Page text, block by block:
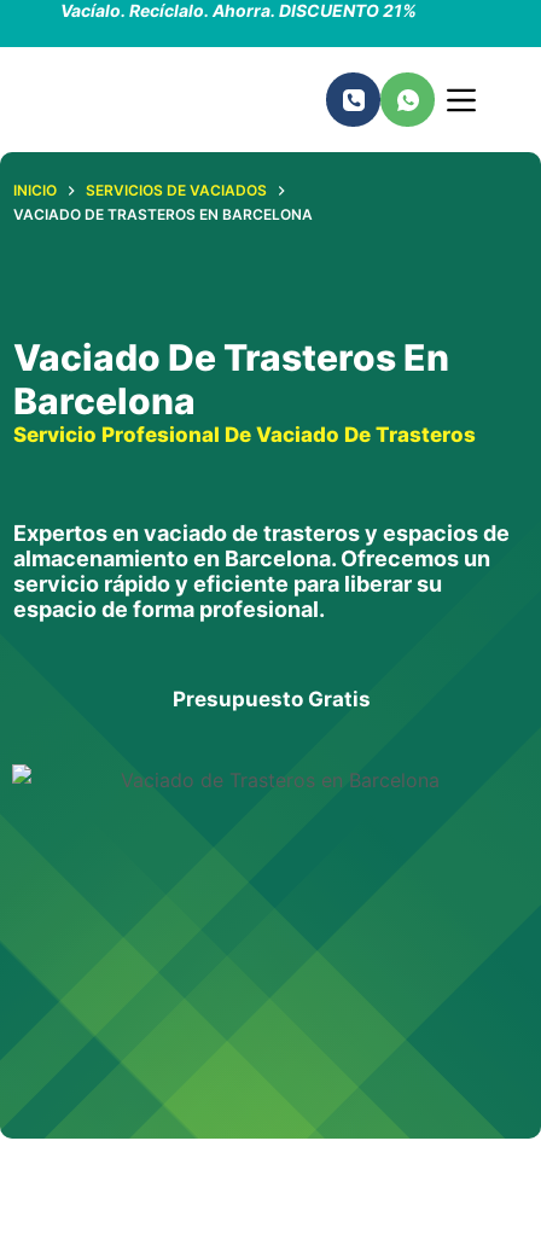
al
Vacíalo. Recíclalo. Ahorra. DISCUENTO 21%
INICIO
SERVICIOS DE VACIADOS
VACIADO DE TRASTEROS EN BARCELONA
Vaciado De Trasteros En
Barcelona
Servicio Profesional De Vaciado De Trasteros
Expertos en vaciado de trasteros y espacios de
almacenamiento en Barcelona. Ofrecemos un
servicio rápido y eficiente para liberar su
espacio de forma profesional.
Presupuesto Gratis